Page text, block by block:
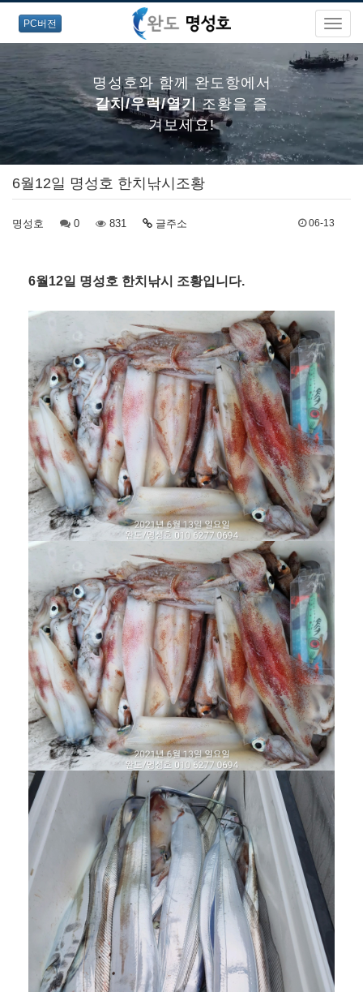
PC버전
명성호와 함께 완도항에서
갈치/우럭/열기조황을 즐
겨보세요!
명성호와 함께 완도항에서
갈치/우럭/열기
명성호와 함께 완도항에서
갈치/우럭/열기조황을 즐
겨보세요!
명성호와 함께 완도항에서
갈치/우럭/열기조황을 즐
겨보세요!
6월12일 명성호 한치낚시조황
명성호 0 831 글주소 06-13
6월12일 명성호 한치낚시 조황입니다.